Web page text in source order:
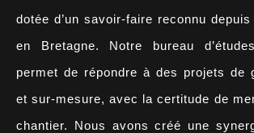
dotée d’un savoir-faire reconnu
en Bretagne. Notre bureau
permet de répondre à des projets de
et sur-mesure, avec la certitude de
chantier. Nous avons créé une